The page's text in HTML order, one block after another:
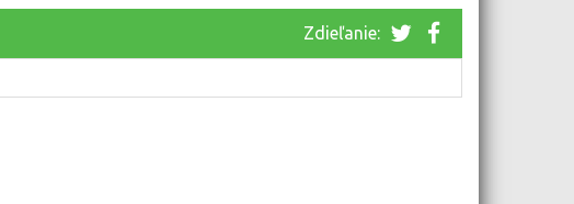
Zdieľanie: